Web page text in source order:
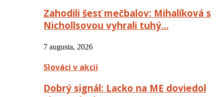
Zahodili šesť mečbalov: Mihalíková s
Nichollsovou vyhrali tuhý…
7 augusta, 2026
Slováci v akcii
Dobrý signál: Lacko na ME doviedol